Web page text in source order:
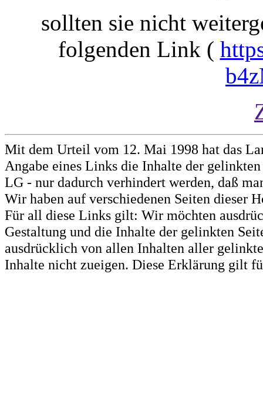
sollten sie nicht
folgenden Link (
Mit dem Urteil vom 12. Mai 1998 hat das
Angabe eines Links die Inhalte der
LG - nur dadurch verhindert werden, daß
Wir haben auf verschiedenen Seiten dieser
Für all diese Links gilt: Wir möchten
Gestaltung und die Inhalte der gelinkten
ausdrücklich von allen Inhalten aller
Inhalte nicht zueigen. Diese Erklärung gilt